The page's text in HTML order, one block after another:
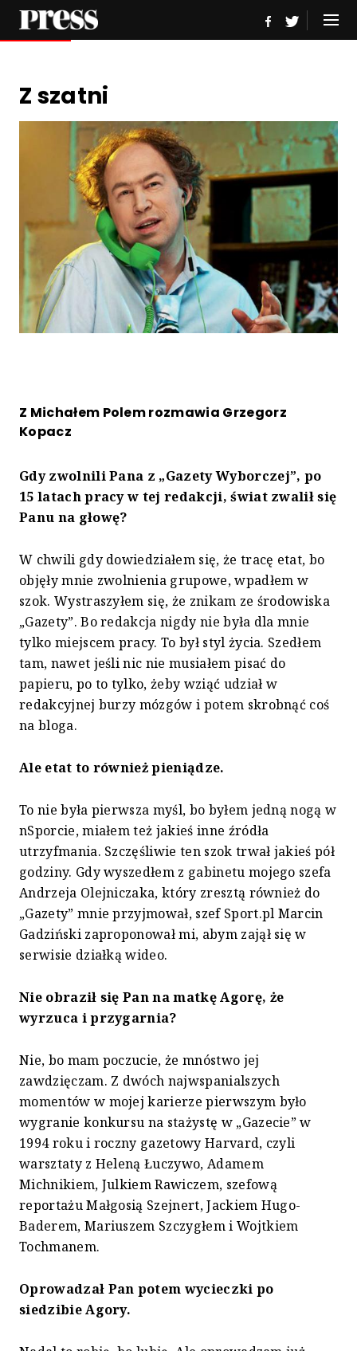
Z szatni
Z Michałem Polem rozmawia Grzegorz
Kopacz
Gdy zwolnili Pana z „Gazety Wyborczej”, po
15 latach pracy w tej redakcji, świat zwalił się
Panu na głowę?
W chwili gdy dowiedziałem się, że tracę etat, bo
objęły mnie zwolnienia grupowe, wpadłem w
szok. Wystraszyłem się, że znikam ze środowiska
„Gazety”. Bo redakcja nigdy nie była dla mnie
tylko miejscem pracy. To był styl życia. Szedłem
tam, nawet jeśli nic nie musiałem pisać do
papieru, po to tylko, żeby wziąć udział w
redakcyjnej burzy mózgów i potem skrobnąć coś
na bloga.
Ale etat to również pieniądze.
To nie była pierwsza myśl, bo byłem jedną nogą w
nSporcie, miałem też jakieś inne źródła
utrzyfmania. Szczęśliwie ten szok trwał jakieś pół
godziny. Gdy wyszedłem z gabinetu mojego szefa
Andrzeja Olejniczaka, który zresztą również do
„Gazety” mnie przyjmował, szef Sport.pl Marcin
Gadziński zaproponował mi, abym zajął się w
serwisie działką wideo.
Nie obraził się Pan na matkę Agorę, że
wyrzuca i przygarnia?
Nie, bo mam poczucie, że mnóstwo jej
zawdzięczam. Z dwóch najwspanialszych
momentów w mojej karierze pierwszym było
wygranie konkursu na stażystę w „Gazecie” w
1994 roku i roczny gazetowy Harvard, czyli
warsztaty z Heleną Łuczywo, Adamem
Michnikiem, Julkiem Rawiczem, szefową
reportażu Małgosią Szejnert, Jackiem Hugo-
Baderem, Mariuszem Szczygłem i Wojtkiem
Tochmanem.
Oprowadzał Pan potem wycieczki po
siedzibie Agory.